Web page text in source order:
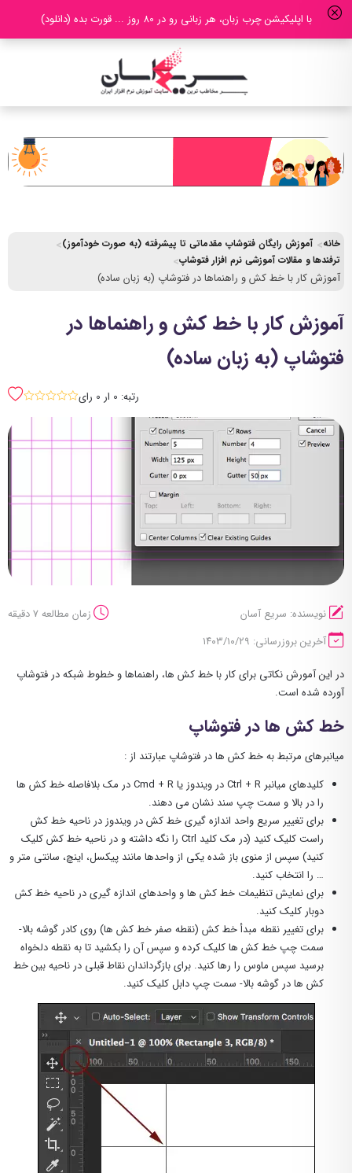
با اپلیکیشن چرب زبان، هر زبانی رو در 80 روز ... قورت بده (دانلود)
خانه
آموزش رایگان فتوشاپ مقدماتی تا پیشرفته (به صورت خودآموز)
ترفندها و مقالات آموزشی نرم افزار فتوشاپ
آموزش کار با خط کش و راهنماها در فتوشاپ (به زبان ساده)
آموزش کار با خط کش و راهنماها در
فتوشاپ (به زبان ساده)
رتبه: 0 ار 0 رای sssss
نویسنده: سریع آسان
زمان مطالعه 7 دقیقه
آخرین بروزرسانی: ۱۴۰۳/۱۰/۲۹
در این آمورش نکاتی برای کار با خط کش ها، راهنماها و خطوط شبکه در فتوشاپ
آورده شده است.
خط کش ها در فتوشاپ
میانبرهای مرتبط به خط کش ها در فتوشاپ عبارتند از :
کلیدهای میانبر Ctrl + R در ویندوز یا Cmd + R در مک بلافاصله خط کش ها
را در بالا و سمت چپ سند نشان می دهند.
برای تغییر سریع واحد اندازه گیری خط کش در ویندوز در ناحیه خط کش
راست کلیک کنید (در مک کلید Ctrl را نگه داشته و در ناحیه خط کش کلیک
کنید) سپس از منوی باز شده یکی از واحدها مانند پیکسل، اینچ، سانتی متر و
… را انتخاب کنید.
برای نمایش تنظیمات خط کش ها و واحدهای اندازه گیری در ناحیه خط کش
دوبار کلیک کنید.
برای تغییر نقطه مبدأ خط کش (نقطه صفر خط کش ها) روی کادر گوشه بالا-
سمت چپ خط کش ها کلیک کرده و سپس آن را بکشید تا به نقطه دلخواه
برسید سپس ماوس را رها کنید. برای بازگرداندان نقاط قبلی در ناحیه بین خط
کش ها در گوشه بالا- سمت چپ دابل کلیک کنید.